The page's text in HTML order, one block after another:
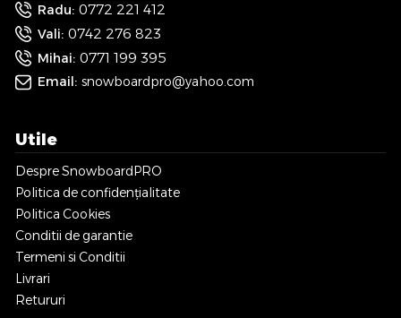
Radu: 0772 221 412
Vali: 0742 276 823
Mihai: 0771 199 395
Email: snowboardpro@yahoo.com
Utile
Despre SnowboardPRO
Politica de confidențialitate
Politica Cookies
Conditii de garantie
Termeni si Conditii
Livrari
Retururi